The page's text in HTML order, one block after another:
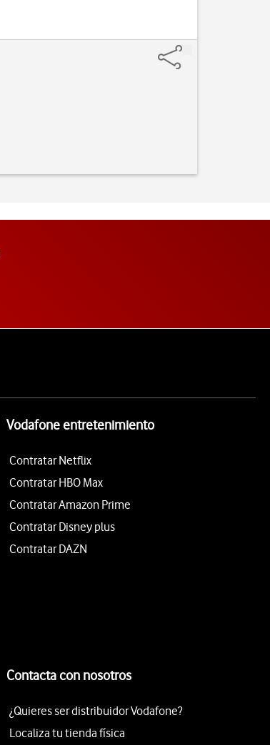
Vodafone entretenimiento
Contratar Netflix
Contratar HBO Max
Contratar Amazon Prime
Contratar Disney plus
Contratar DAZN
Contacta con nosotros
¿Quieres ser distribuidor Vodafone?
Localiza tu tienda física